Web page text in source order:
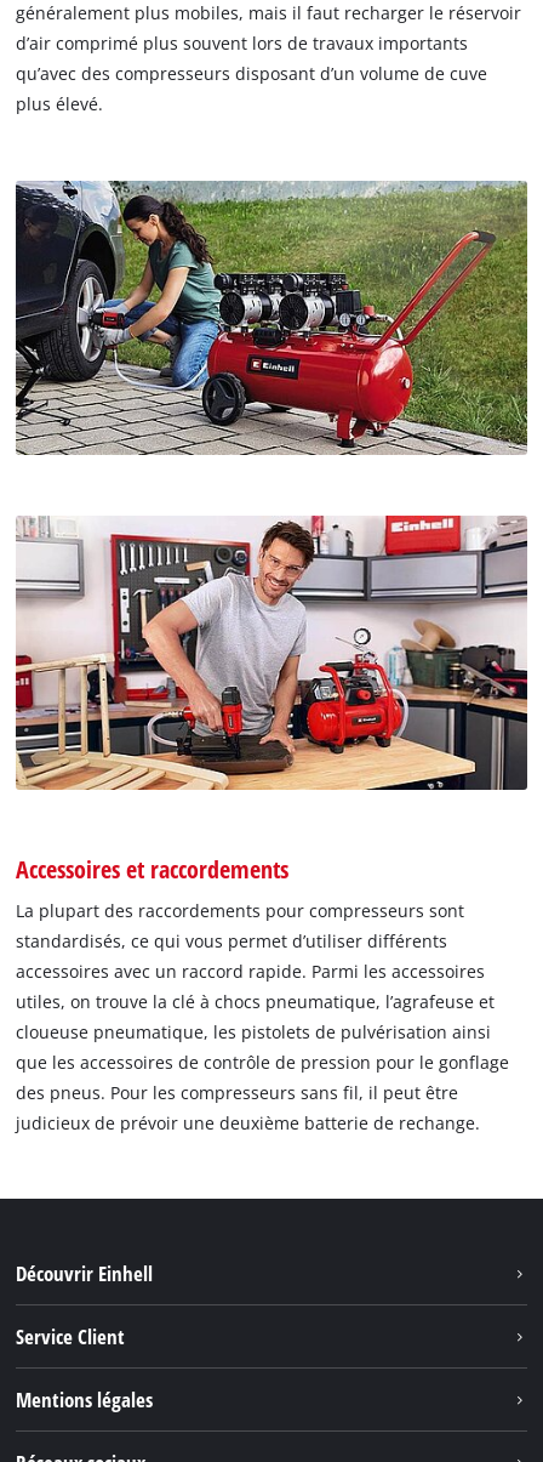
généralement plus mobiles, mais il faut recharger le réservoir
d’air comprimé plus souvent lors de travaux importants
qu’avec des compresseurs disposant d’un volume de cuve
plus élevé.
Accessoires et raccordements
La plupart des raccordements pour compresseurs sont
standardisés, ce qui vous permet d’utiliser différents
accessoires avec un raccord rapide. Parmi les accessoires
utiles, on trouve la clé à chocs pneumatique, l’agrafeuse et
cloueuse pneumatique, les pistolets de pulvérisation ainsi
que les accessoires de contrôle de pression pour le gonflage
des pneus. Pour les compresseurs sans fil, il peut être
judicieux de prévoir une deuxième batterie de rechange.
Découvrir Einhell
Outils de Bricolage
Service Client
Mentions légales